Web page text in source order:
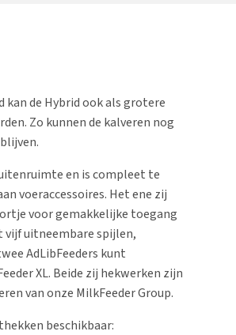
kan de Hybrid ook als grotere
Zo kunnen de kalveren nog
en is compleet te
voeraccessoires. Het ene zij
voor gemakkelijke toegang
vijf uitneembare spijlen,
AdLibFeeders kunt
XL. Beide zij hekwerken zijn
van onze MilkFeeder Group.
beschikbaar: